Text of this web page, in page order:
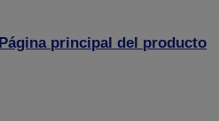
Página principal del producto